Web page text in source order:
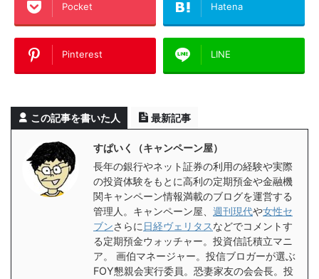
Pocket Hatena
Pinterest LINE
この記事を書いた人 最新記事
すぱいく（キャンペーン屋）
長年の銀行やネット証券の利用の経験や実際
の投資体験をもとに高利の定期預金や金融機
関キャンペーン情報満載のブログを運営する
管理人。キャンペーン屋、 週刊現代や女性セ
ブンさらに 日経ヴェリタスなどでコメントす
る定期預金ウォッチャー。投資信託積立マニ
ア。 画伯マネージャー。投信ブロガーが選ぶ
FOY懇親会実行委員。恐妻家友の会会長。投